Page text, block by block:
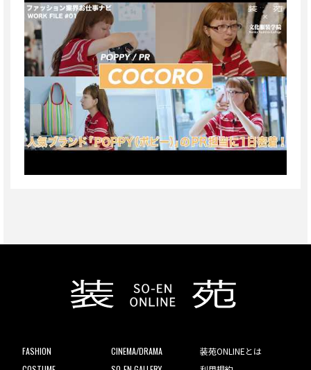
FASHION
CINEMA/DRAMA
装苑ONLINEとは